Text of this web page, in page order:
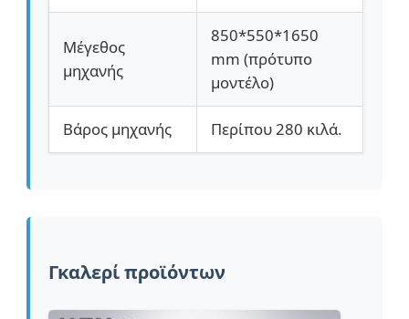
Μέγεθος
μηχανής
850*550*1650
mm (πρότυπο
μοντέλο)
Βάρος μηχανής Περίπου 280 κιλά.
Γκαλερί προϊόντων